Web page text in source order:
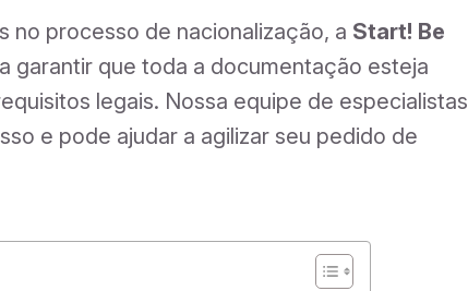
processo de nacionalização, a Start! Be
garantir que toda a documentação esteja
legais. Nossa equipe de especialistas
e pode ajudar a agilizar seu pedido de